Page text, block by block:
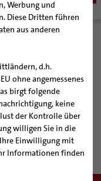
Werbung und
Diese Dritten führen
aus anderen
d.h.
ohne angemessenes
birgt folgende
keine
der Kontrolle über
willigen Sie in die
Einwilligung mit
Informationen finden
2035